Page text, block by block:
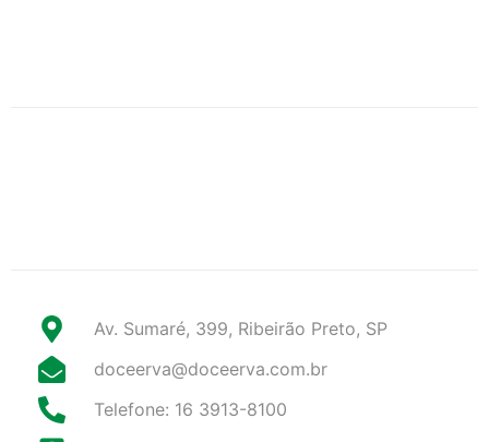
Av. Sumaré, 399, Ribeirão Preto, SP
doceerva@doceerva.com.br
Telefone: 16 3913-8100